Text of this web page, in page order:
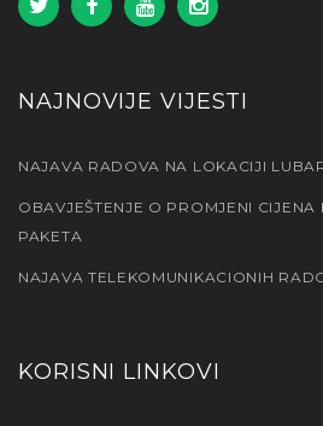
NAJNOVIJE VIJESTI
NAJAVA RADOVA NA LOKACIJI
OBAVJEŠTENJE O PROMJENI CIJENA
PAKETA
NAJAVA TELEKOMUNIKACIONIH
KORISNI LINKOVI